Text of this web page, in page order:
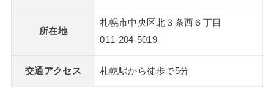
所在地
札幌市中央区北３条西６丁目
011-204-5019
交通アクセス 札幌駅から徒歩で5分